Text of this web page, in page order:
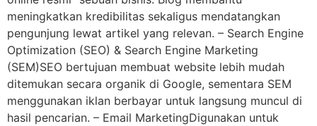
meningkatkan kredibilitas sekaligus mendatangkan
pengunjung lewat artikel yang relevan. – Search Engine
Optimization (SEO) & Search Engine Marketing
(SEM)SEO bertujuan membuat website lebih mudah
ditemukan secara organik di Google, sementara SEM
menggunakan iklan berbayar untuk langsung muncul di
hasil pencarian. – Email MarketingDigunakan untuk